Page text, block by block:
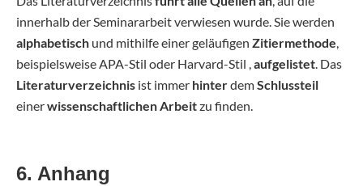
innerhalb der Seminararbeit verwiesen wurde. Sie werden
alphabetisch und mithilfe einer geläufigen Zitiermethode,
beispielsweise APA-Stil oder Harvard-Stil ,aufgelistet. Das
Literaturverzeichnis ist immer hinterdemSchlussteil
einerwissenschaftlichen Arbeitzu finden.
6. Anhang